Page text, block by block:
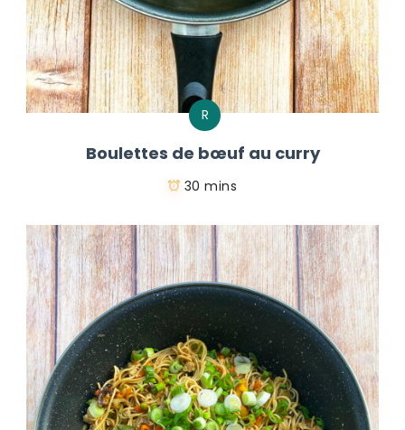
R
Boulettes de bœuf au curry
30 mins